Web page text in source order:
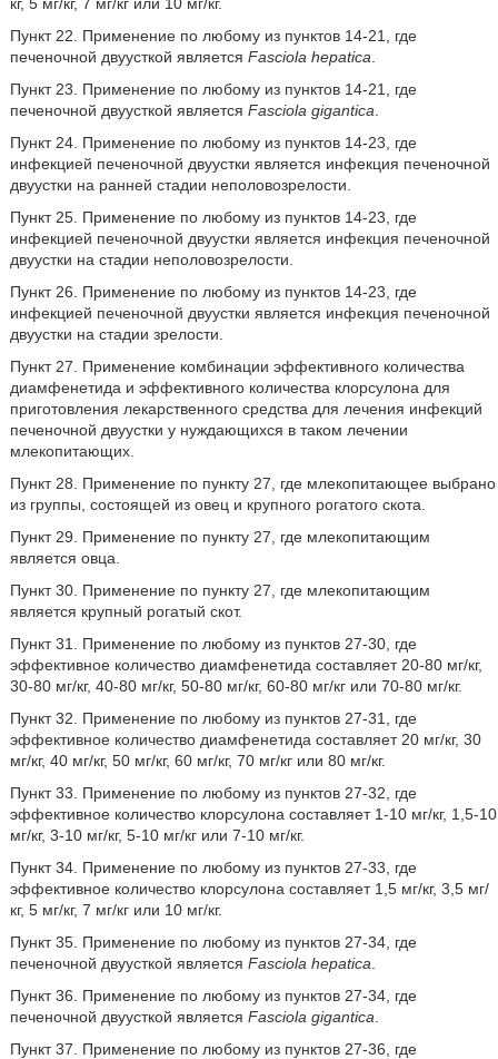
Пункт 22. Применение по любому из пунктов 14-21, где
печеночной двуусткой является Fasciola hepatica
Пункт 23. Применение по любому из пунктов 14-21, где
печеночной двуусткой является Fasciola gigantica
Пункт 24. Применение по любому из пунктов 14-23, где
инфекцией печеночной двуустки является инфекция печеночной
двуустки на ранней стадии неполовозрелости.
Пункт 25. Применение по любому из пунктов 14-23, где
инфекцией печеночной двуустки является инфекция печеночной
двуустки на стадии неполовозрелости.
Пункт 26. Применение по любому из пунктов 14-23, где
инфекцией печеночной двуустки является инфекция печеночной
двуустки на стадии зрелости.
Пункт 27. Применение комбинации эффективного количества
диамфенетида и эффективного количества клорсулона для
приготовления лекарственного средства для лечения инфекций
печеночной двуустки у нуждающихся в таком лечении
млекопитающих.
Пункт 28. Применение по пункту 27, где млекопитающее выбрано
из группы, состоящей из овец и крупного рогатого скота.
Пункт 29. Применение по пункту 27, где млекопитающим
является овца.
Пункт 30. Применение по пункту 27, где млекопитающим
является крупный рогатый скот.
Пункт 31. Применение по любому из пунктов 27-30, где
эффективное количество диамфенетида составляет 20-80 мг/кг,
30-80 мг/кг, 40-80 мг/кг, 50-80 мг/кг, 60-80 мг/кг или 70-80 мг/кг.
Пункт 32. Применение по любому из пунктов 27-31, где
эффективное количество диамфенетида составляет 20 мг/кг, 30
мг/кг, 40 мг/кг, 50 мг/кг, 60 мг/кг, 70 мг/кг или 80 мг/кг.
Пункт 33. Применение по любому из пунктов 27-32, где
эффективное количество клорсулона составляет 1-10 мг/кг, 1,5-10
мг/кг, 3-10 мг/кг, 5-10 мг/кг или 7-10 мг/кг.
Пункт 34. Применение по любому из пунктов 27-33, где
эффективное количество клорсулона составляет 1,5 мг/кг, 3,5 мг/
кг, 5 мг/кг, 7 мг/кг или 10 мг/кг.
Пункт 35. Применение по любому из пунктов 27-34, где
печеночной двуусткой является Fasciola hepatica
Пункт 36. Применение по любому из пунктов 27-34, где
печеночной двуусткой является Fasciola gigantica
Пункт 37. Применение по любому из пунктов 27-36, где